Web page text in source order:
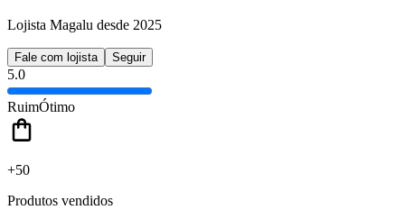
Lojista Magalu desde 2025
Fale com lojista Seguir
5.0
RuimÓtimo
+50
Produtos vendidos